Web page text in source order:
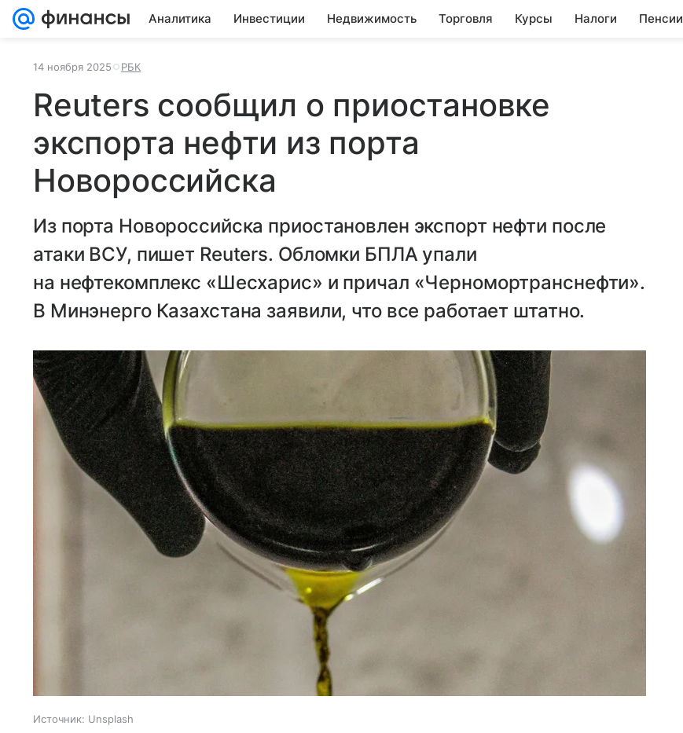
Аналитика Инвестиции Недвижимость Торговля Курсы Налоги Пенсии
14 ноября 2025 РБК
Reuters сообщил о приостановке
экспорта нефти из порта
Новороссийска
Из порта Новороссийска приостановлен экспорт нефти после
атаки ВСУ, пишет Reuters. Обломки БПЛА упали
на нефтекомплекс «Шесхарис» и причал «Черномортранснефти».
В Минэнерго Казахстана заявили, что все работает штатно.
Источник: Unsplash